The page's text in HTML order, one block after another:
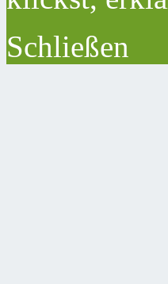
Schließen